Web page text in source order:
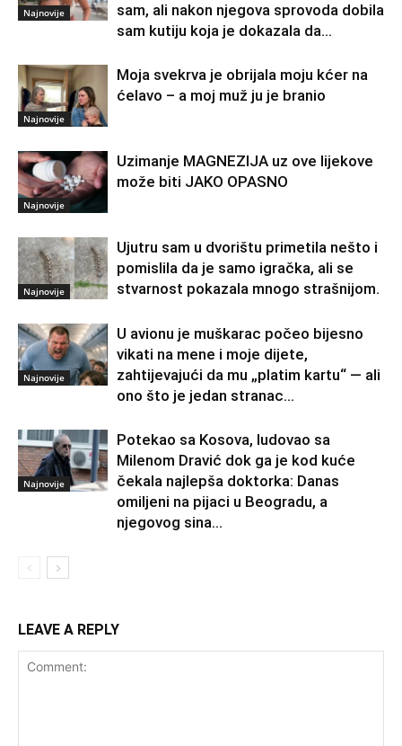
Najnovije
sam, ali nakon njegova sprovoda dobila
sam kutiju koja je dokazala da...
Najnovije
Moja svekrva je obrijala moju kćer na
ćelavo – a moj muž ju je branio
Najnovije
Uzimanje MAGNEZIJA uz ove lijekove
može biti JAKO OPASNO
Najnovije
Ujutru sam u dvorištu primetila nešto i
pomislila da je samo igračka, ali se
stvarnost pokazala mnogo strašnijom.
Najnovije
U avionu je muškarac počeo bijesno
vikati na mene i moje dijete,
zahtijevajući da mu „platim kartu“ — ali
ono što je jedan stranac...
Najnovije
Potekao sa Kosova, ludovao sa
Milenom Dravić dok ga je kod kuće
čekala najlepša doktorka: Danas
omiljeni na pijaci u Beogradu, a
njegovog sina...
LEAVE A REPLY